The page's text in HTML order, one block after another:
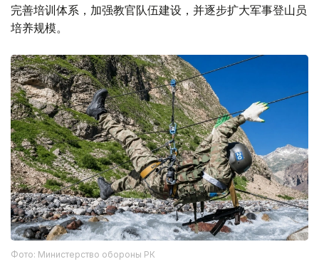
完善培训体系，加强教官队伍建设，并逐步扩大军事登山员
培养规模。
Фото: Министерство обороны РК